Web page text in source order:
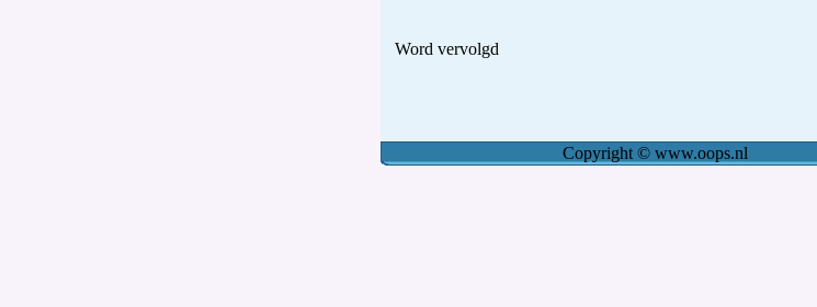
Word vervolgd
Copyright © www.oops.nl